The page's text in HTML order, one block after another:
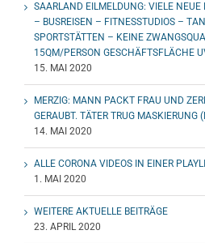
SAARLAND EILMELDUNG: VIELE
– BUSREISEN – FITNESSTUDIOS –
SPORTSTÄTTEN – KEINE
15QM/PERSON GESCHÄFTSFLÄCHE
15. MAI 2020
MERZIG: MANN PACKT FRAU UND
GERAUBT. TÄTER TRUG MASKIERUNG
14. MAI 2020
ALLE CORONA VIDEOS IN EINER
1. MAI 2020
WEITERE AKTUELLE BEITRÄGE
23. APRIL 2020